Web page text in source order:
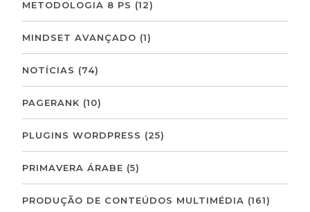
METODOLOGIA 8 PS (12)
MINDSET AVANÇADO (1)
NOTÍCIAS (74)
PAGERANK (10)
PLUGINS WORDPRESS (25)
PRIMAVERA ÁRABE (5)
PRODUÇÃO DE CONTEÚDOS MULTIMÉDIA (161)